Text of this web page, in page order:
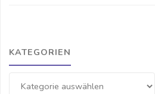
KATEGORIEN